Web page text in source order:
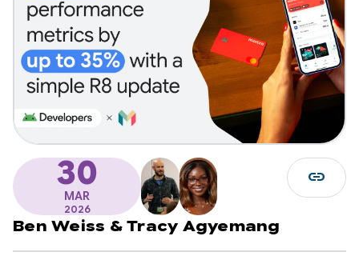
30
MAR
2026
Ben Weiss & Tracy Agyemang
link